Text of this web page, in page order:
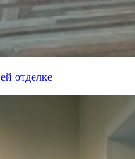
отделке